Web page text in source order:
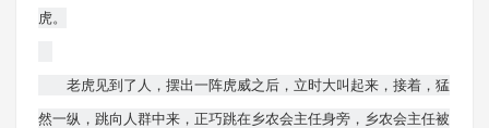
虎。
老虎见到了人，摆出一阵虎威之后，立时大叫起来，接着，猛
然一纵，跳向人群中来，正巧跳在乡农会主任身旁，乡农会主任被